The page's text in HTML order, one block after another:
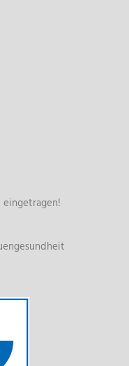
eingetragen!